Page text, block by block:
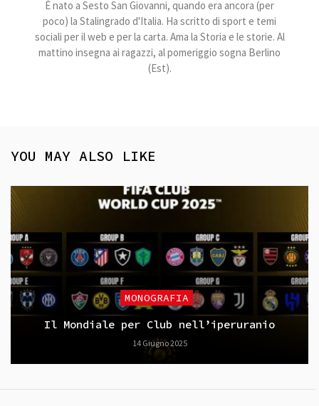
È nato a Sesto San Giovanni, quando era ancora (per
poco) la Stalingrado d'Italia. Ha scritto di sport e temi
sociali per il web e per la carta. Ama la Storia e le storie. Al
mattino insegna ai ragazzi, al pomeriggio sogna Berlino
(Est).
YOU MAY ALSO LIKE
MONOGRAFIA
Il Mondiale per Club nell’iperuranio
14 Giugno 2025